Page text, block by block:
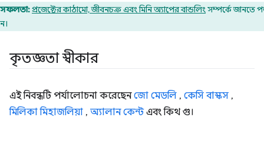
সফলতা:প্রজেক্টের কাঠামো, জীবনচক্র এবং মিনি অ্যাপের বান্ডলিংসম্পর্কে জানতে
কৃতজ্ঞতা স্বীকার
এই নিবন্ধটি পর্যালোচনা করেছেনজো মেডলি , কেসি বাস্কস ,
মিলিকা মিহাজলিয়া , অ্যালান কেন্টএবং কিথ গু।